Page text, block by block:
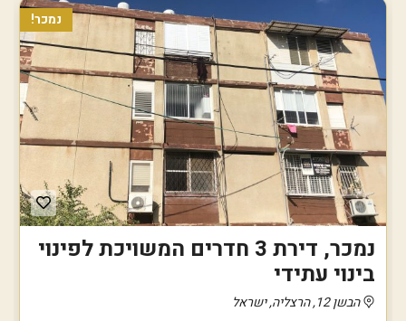
נמכר!
נמכר, דירת 3 חדרים המשויכת לפינוי
בינוי עתידי
הבשן 12, הרצליה, ישראל